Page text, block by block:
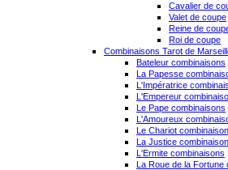
Cavalier de
Valet de coupe
Reine de
Roi de coupe
Combinaisons Tarot de
Bateleur combinaisons
La Papesse
L'Impératrice
L'Empereur
Le Pape combinaisons
L'Amoureux
Le Chariot
La Justice
L'Ermite combinaisons
La Roue de la Fortune